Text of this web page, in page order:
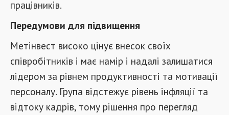
працівників.
Передумови для підвищення
Метінвест високо цінує внесок своїх
співробітників і має намір і надалі залишатися
лідером за рівнем продуктивності та мотивації
персоналу. Група відстежує рівень інфляції та
відтоку кадрів, тому рішення про перегляд